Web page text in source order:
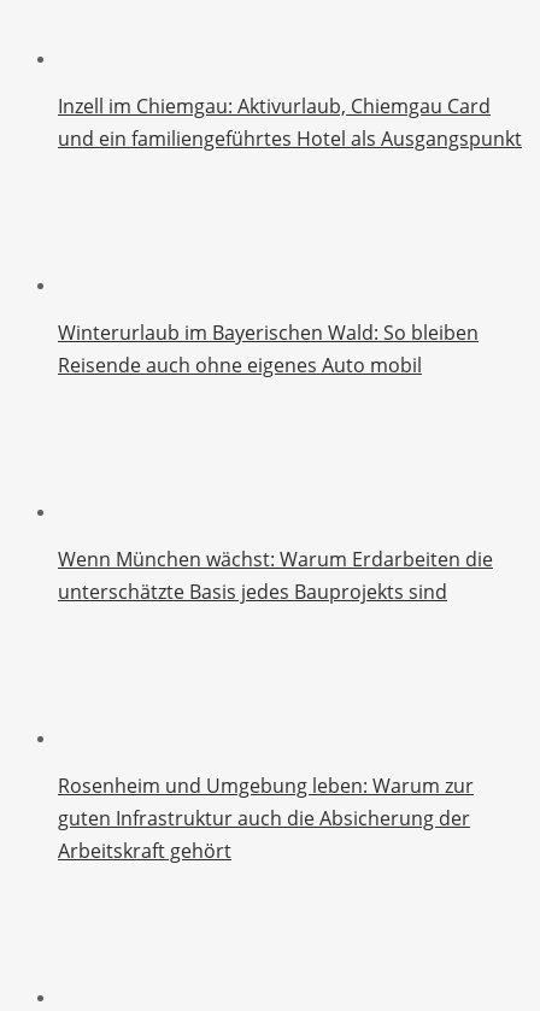
Inzell im Chiemgau: Aktivurlaub, Chiemgau Card
und ein familiengeführtes Hotel als Ausgangspunkt
Winterurlaub im Bayerischen Wald: So bleiben
Reisende auch ohne eigenes Auto mobil
Wenn München wächst: Warum Erdarbeiten die
unterschätzte Basis jedes Bauprojekts sind
Rosenheim und Umgebung leben: Warum zur
guten Infrastruktur auch die Absicherung der
Arbeitskraft gehört